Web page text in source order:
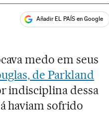
Añadir EL PAÍS en Google
medo em seus
de Parkland
indisciplina dessa
haviam sofrido